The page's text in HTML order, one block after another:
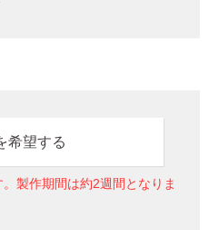
希望する
製作期間は約2週間となりま